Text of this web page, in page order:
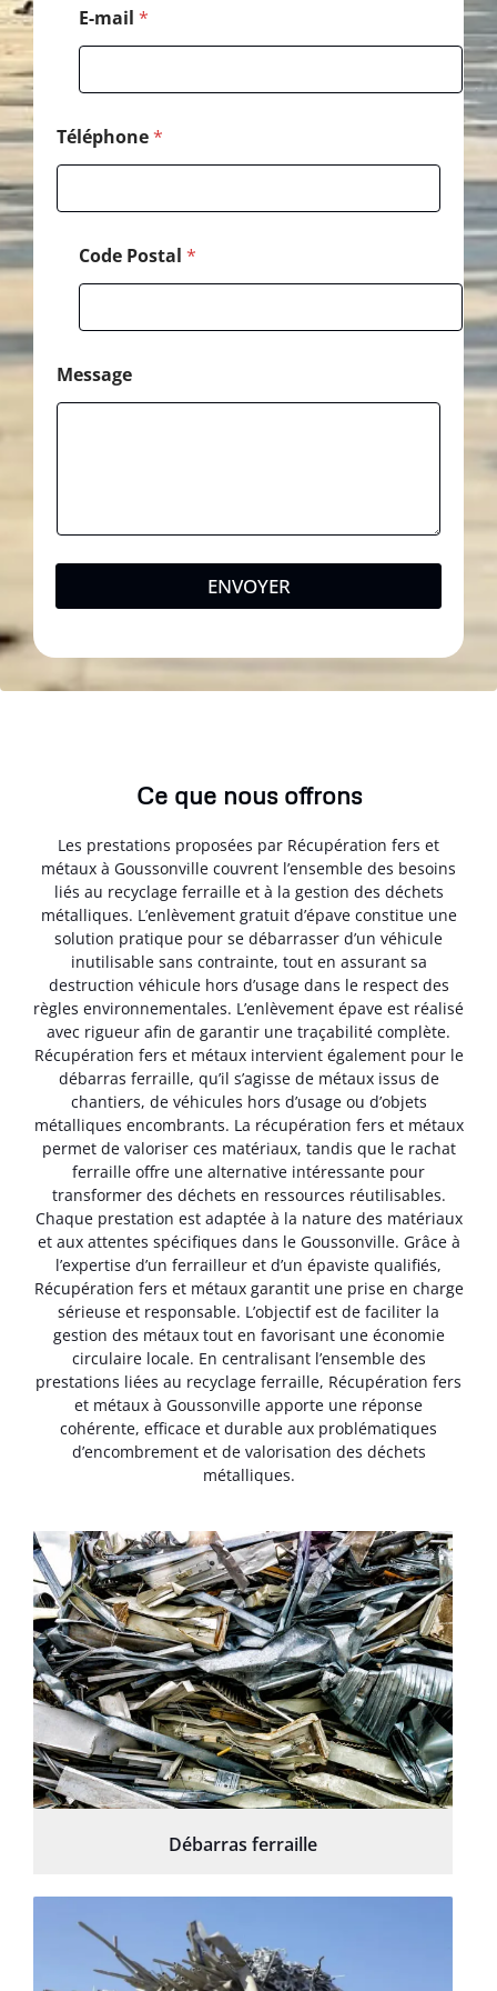
E-mail *
Téléphone*
Code Postal *
M
e
s
s
a
g
e
o
s
a
l
Message
ENVOYER
Ce que nous offrons
Les prestations proposées par Récupération fers et
métaux à Goussonville couvrent l’ensemble des besoins
liés au recyclage ferraille et à la gestion des déchets
métalliques. L’enlèvement gratuit d’épave constitue une
solution pratique pour se débarrasser d’un véhicule
inutilisable sans contrainte, tout en assurant sa
destruction véhicule hors d’usage dans le respect des
règles environnementales. L’enlèvement épave est réalisé
avec rigueur afin de garantir une traçabilité complète.
Récupération fers et métaux intervient également pour le
débarras ferraille, qu’il s’agisse de métaux issus de
chantiers, de véhicules hors d’usage ou d’objets
métalliques encombrants. La récupération fers et métaux
permet de valoriser ces matériaux, tandis que le rachat
ferraille offre une alternative intéressante pour
transformer des déchets en ressources réutilisables.
Chaque prestation est adaptée à la nature des matériaux
et aux attentes spécifiques dans le Goussonville. Grâce à
l’expertise d’un ferrailleur et d’un épaviste qualifiés,
Récupération fers et métaux garantit une prise en charge
sérieuse et responsable. L’objectif est de faciliter la
gestion des métaux tout en favorisant une économie
circulaire locale. En centralisant l’ensemble des
prestations liées au recyclage ferraille, Récupération fers
et métaux à Goussonville apporte une réponse
cohérente, efficace et durable aux problématiques
d’encombrement et de valorisation des déchets
métalliques.
Débarras ferraille